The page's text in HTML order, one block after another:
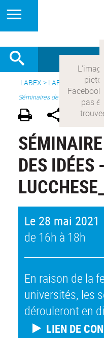
LABEX > LABEX COMOD>
Séminaires de recherche
DES
Le 28 mai 2021
de 16h à 18h
En raison de la
universités, les
dérouleront en
LIEN DE